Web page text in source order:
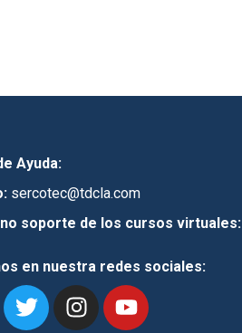
Ayuda:
sercotec@tdcla.com
soporte de los cursos virtuales:
en nuestra redes sociales: